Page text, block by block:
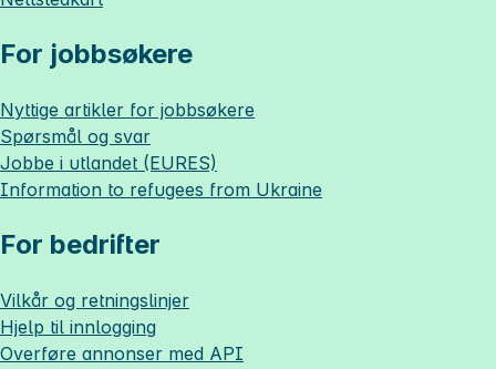
For jobbsøkere
Nyttige artikler for jobbsøkere
Spørsmål og svar
Jobbe i utlandet (EURES)
Information to refugees from Ukraine
For bedrifter
Vilkår og retningslinjer
Hjelp til innlogging
Overføre annonser med API